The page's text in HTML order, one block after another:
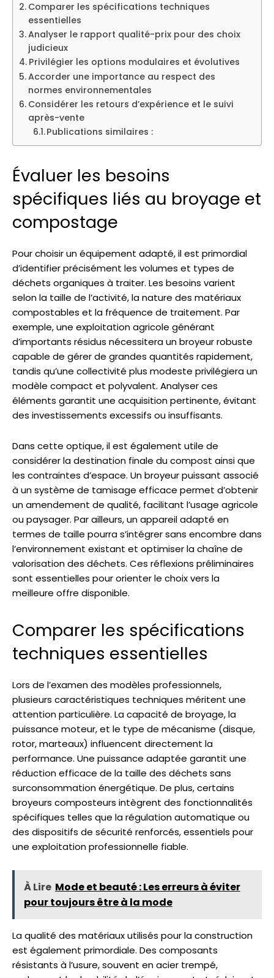
Comparer les spécifications techniques
essentielles
Analyser le rapport qualité-prix pour des choix
judicieux
Privilégier les options modulaires et évolutives
Accorder une importance au respect des
normes environnementales
Considérer les retours d’expérience et le suivi
après-vente
Publications similaires :
Évaluer les besoins
spécifiques liés au broyage et
compostage
Pour choisir un équipement adapté, il est primordial
d’identifier précisément les volumes et types de
déchets organiques à traiter. Les besoins varient
selon la taille de l’activité, la nature des matériaux
compostables et la fréquence de traitement. Par
exemple, une exploitation agricole générant
d’importants résidus nécessitera un broyeur robuste
capable de gérer de grandes quantités rapidement,
tandis qu’une collectivité plus modeste privilégiera un
modèle compact et polyvalent. Analyser ces
éléments garantit une acquisition pertinente, évitant
des investissements excessifs ou insuffisants.
Dans cette optique, il est également utile de
considérer la destination finale du compost ainsi que
les contraintes d’espace. Un broyeur puissant associé
à un système de tamisage efficace permet d’obtenir
un amendement de qualité, facilitant l’usage agricole
ou paysager. Par ailleurs, un appareil adapté en
termes de taille pourra s’intégrer sans encombre dans
l’environnement existant et optimiser la chaîne de
valorisation des déchets. Ces réflexions préliminaires
sont essentielles pour orienter le choix vers la
meilleure offre disponible.
Comparer les spécifications
techniques essentielles
Lors de l’examen des modèles professionnels,
plusieurs caractéristiques techniques méritent une
attention particulière. La capacité de broyage, la
puissance moteur, et le type de mécanisme (disque,
rotor, marteaux) influencent directement la
performance. Une puissance adaptée garantit une
réduction efficace de la taille des déchets sans
surconsommation énergétique. De plus, certains
broyeurs composteurs intègrent des fonctionnalités
spécifiques telles que la régulation automatique ou
des dispositifs de sécurité renforcés, essentiels pour
une exploitation professionnelle fiable.
À Lire Mode et beauté : Les erreurs à éviter
pour toujours être à la mode
La qualité des matériaux utilisés pour la construction
est également primordiale. Des composants
résistants à l’usure, souvent en acier trempé,